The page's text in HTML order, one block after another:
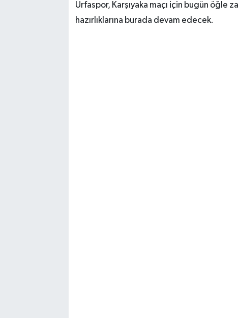
Urfaspor, Karşıyaka maçı için bugün öğle
hazırlıklarına burada devam edecek.